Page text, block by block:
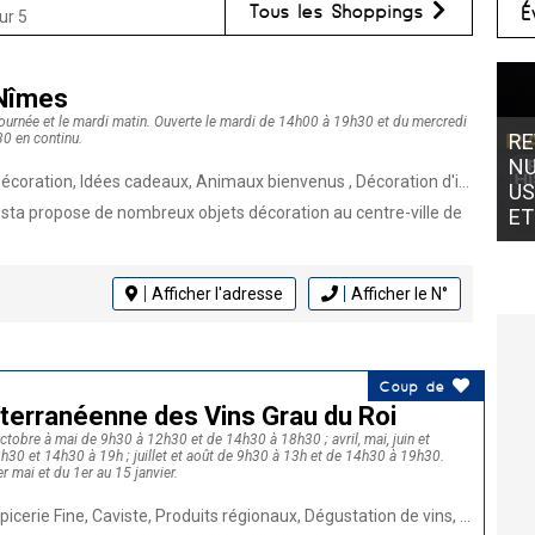
5 Tous les Shoppings
et le mardi matin. Ouverte le mardi de 14h00 à 19h30 et du mercredi
en continu.
Idées cadeaux, Animaux bienvenus , Décoration d'intérieur
propose de nombreux objets décoration au centre-ville de
Afficher l'adresse Afficher le N°
Coup de
des Vins Grau du Roi
à mai de 9h30 à 12h30 et de 14h30 à 18h30 ; avril, mai, juin et
et 14h30 à 19h ; juillet et août de 9h30 à 13h et de 14h30 à 19h30.
mai et du 1er au 15 janvier.
Fine, Caviste, Produits régionaux, Dégustation de vins, Idées cadeaux, Vin
USTENSILES, PIÈCES EN FRANCS
ET BIJOUX AU MEILLEUR PRIX